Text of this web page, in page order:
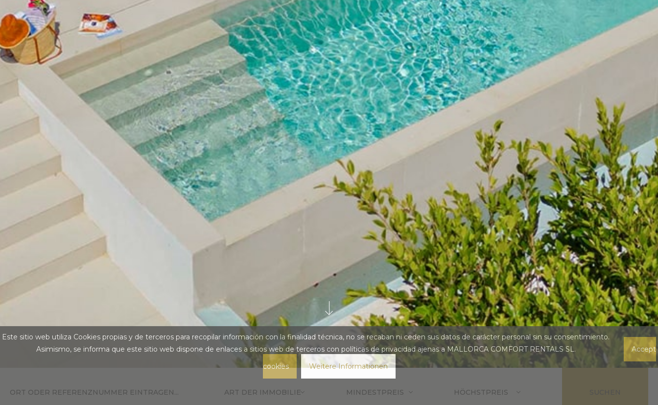
ART DER IMMOBILIE MINDESTPREIS HÖCHSTPREIS
Este sitio web utiliza Cookies propias y de terceros para recopilar información con la finalidad técnica, no se recaban ni ceden sus datos de carácter personal sin su consentimiento.
Asimismo, se informa que este sitio web dispone de enlaces a sitios web de terceros con políticas de privacidad ajenas a MALLORCA COMFORT RENTALS SL.
Accept
cookies
Weitere Informationen